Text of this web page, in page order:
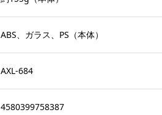
ABS、ガラス、PS（本体）
AXL-684
4580399758387